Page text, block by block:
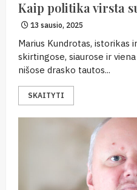
Kaip politika virsta
13 sausio, 2025
Marius Kundrotas, istorikas
skirtingose, siaurose ir
nišose drasko tautos...
SKAITYTI